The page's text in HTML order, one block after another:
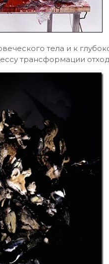
тела и к
трансформации